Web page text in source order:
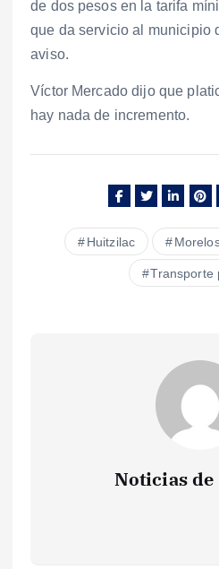
de dos pesos en la tarifa
que da servicio al municipio
aviso.
Víctor Mercado dijo que
hay nada de incremento.
Huitzilac
Transporte
Noticias de